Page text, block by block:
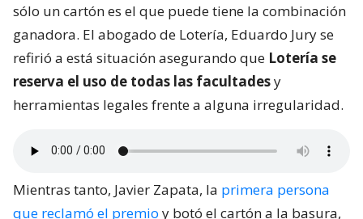
sólo un cartón es el que puede tiene la combinación
ganadora. El abogado de Lotería, Eduardo Jury se
refirió a está situación asegurando que Lotería se
reserva el uso de todas las facultadesy
herramientas legales frente a alguna irregularidad.
Mientras tanto, Javier Zapata, la primera persona
que reclamó el premio y botó el cartón a la basura,